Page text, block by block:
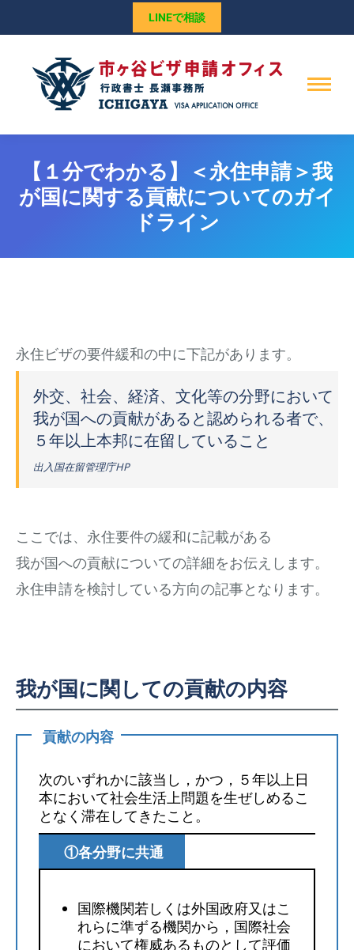
LINEで相談
【１分でわかる】＜永住申請＞我
が国に関する貢献についてのガイ
ドライン
永住ビザの要件緩和の中に下記があります。
外交、社会、経済、文化等の分野において
我が国への貢献があると認められる者で、
５年以上本邦に在留していること
出入国在留管理庁HP
ここでは、永住要件の緩和に記載がある
我が国への貢献についての詳細をお伝えします。
永住申請を検討している方向の記事となります。
我が国に関しての貢献の内容
貢献の内容
次のいずれかに該当し，かつ，５年以上日
本において社会生活上問題を生ぜしめるこ
となく滞在してきたこと。
①各分野に共通
国際機関若しくは外国政府又はこ
れらに準ずる機関から，国際社会
において権威あるものとして評価